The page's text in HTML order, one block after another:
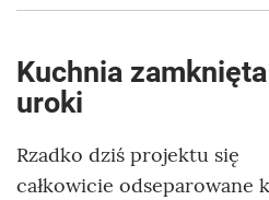
Kuchnia
uroki
Rzadko dziś projektu się
całkowicie odseparowane